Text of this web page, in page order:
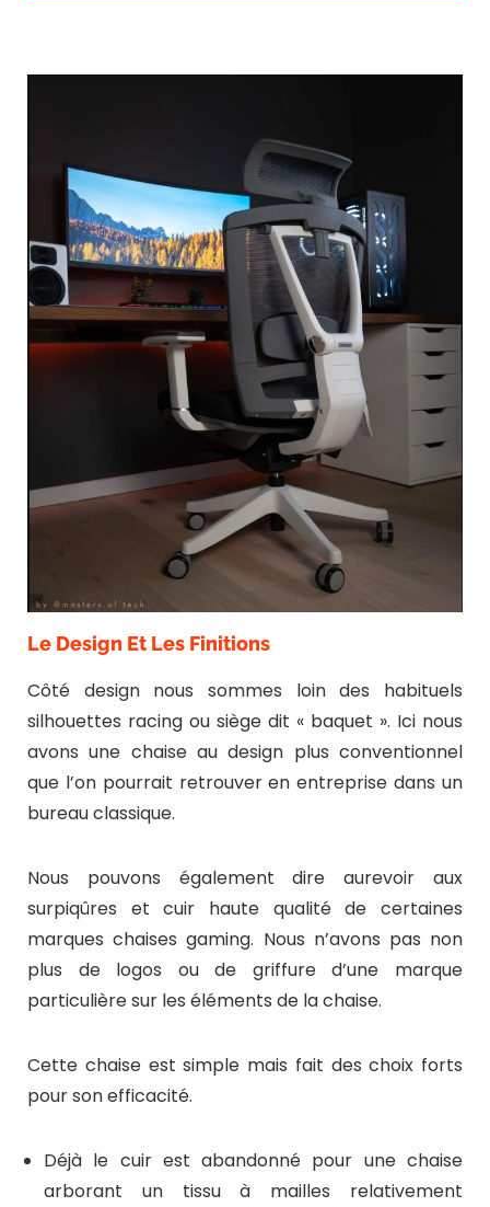
Le Design Et Les Finitions
Côté design nous sommes loin des habituels
silhouettes racing ou siège dit « baquet ». Ici nous
avons une chaise au design plus conventionnel
que l’on pourrait retrouver en entreprise dans un
bureau classique.
Nous pouvons également dire aurevoir aux
surpiqûres et cuir haute qualité de certaines
marques chaises gaming. Nous n’avons pas non
plus de logos ou de griffure d’une marque
particulière sur les éléments de la chaise.
Cette chaise est simple mais fait des choix forts
pour son efficacité.
Déjà le cuir est abandonné pour une chaise
arborant un tissu à mailles relativement